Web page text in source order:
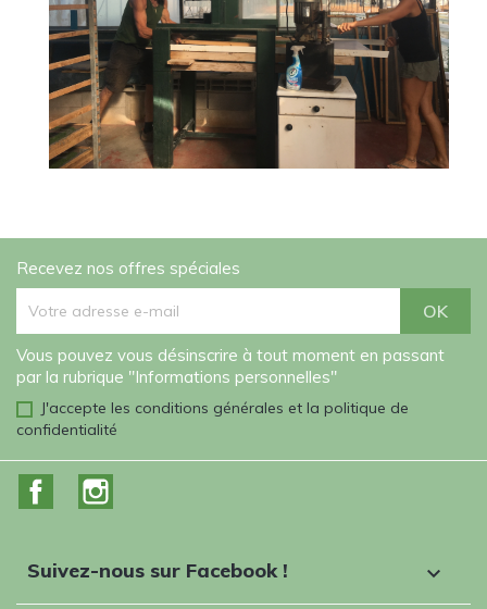
Recevez nos offres spéciales
Vous pouvez vous désinscrire à tout moment en passant
par la rubrique "Informations personnelles"
J'accepte les conditions générales et la politique de
confidentialité
Facebook
Suivez-nous sur Facebook ! 